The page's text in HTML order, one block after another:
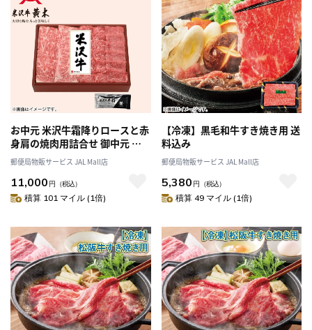
お中元 米沢牛霜降りロースと赤
身肩の焼肉用詰合せ 御中元 夏
ギフト ギフト 贈答 プレゼント
送料込み
郵便局物販サービス JAL Mall店
11,000 円 （税込）
積算 101 マイル (1倍)
【冷凍】黒毛和牛すき焼き用 送
料込み
郵便局物販サービス JAL Mall店
5,380 円 （税込）
積算 49 マイル (1倍)